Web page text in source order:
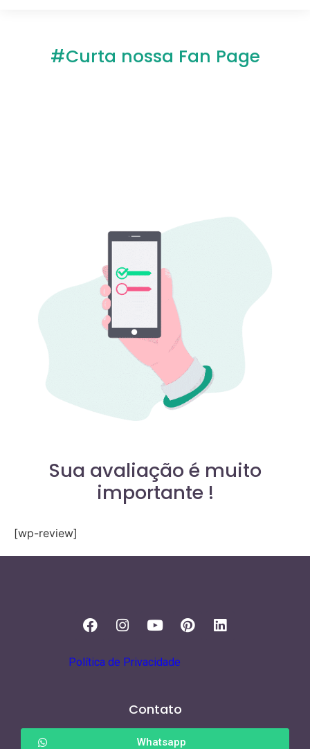
#Curta nossa Fan Page
Sua avaliação é muito
importante !
[wp-review]
Política de Privacidade
Contato
Whatsapp